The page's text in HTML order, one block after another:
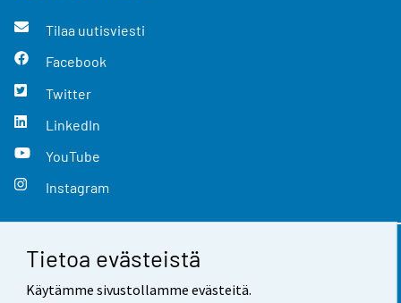
Tietoa evästeistä
Käytämme sivustollamme evästeitä.
Tilaa uutisviesti
Facebook
Twitter
LinkedIn
YouTube
Instagram
Yhteystiedot
Palaute